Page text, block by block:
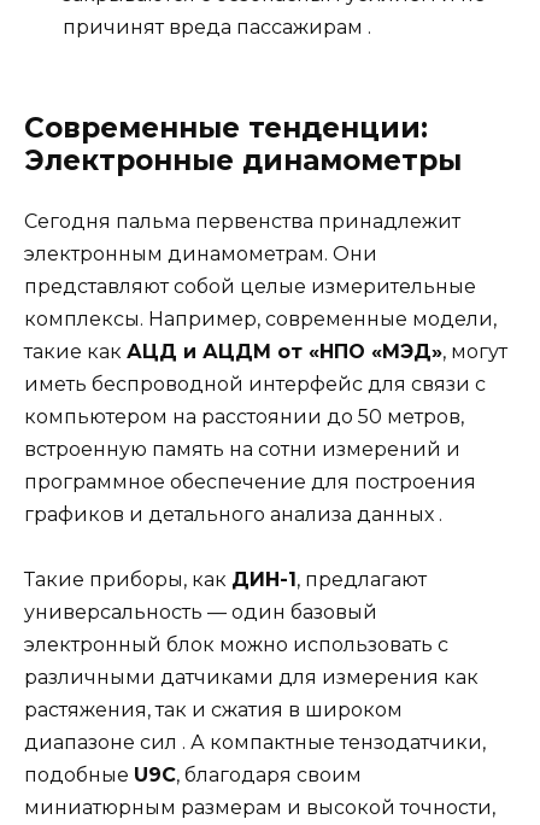
причинят вреда пассажирам .
Современные тенденции:
Электронные динамометры
Сегодня пальма первенства принадлежит
электронным динамометрам. Они
представляют собой целые измерительные
комплексы. Например, современные модели,
такие как АЦД и АЦДМ от «НПО «МЭД», могут
иметь беспроводной интерфейс для связи с
компьютером на расстоянии до 50 метров,
встроенную память на сотни измерений и
программное обеспечение для построения
графиков и детального анализа данных .
Такие приборы, как ДИН-1, предлагают
универсальность — один базовый
электронный блок можно использовать с
различными датчиками для измерения как
растяжения, так и сжатия в широком
диапазоне сил . А компактные тензодатчики,
подобные U9C, благодаря своим
миниатюрным размерам и высокой точности,